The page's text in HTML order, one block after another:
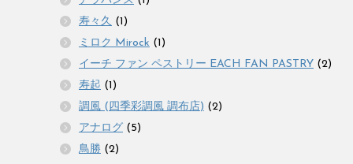
寿々久 (1)
ミロク Mirock (1)
イーチ ファン ペストリー EACH FAN PASTRY (2)
寿起 (1)
調風 (四季彩調風 調布店) (2)
アナログ (5)
鳥勝 (2)